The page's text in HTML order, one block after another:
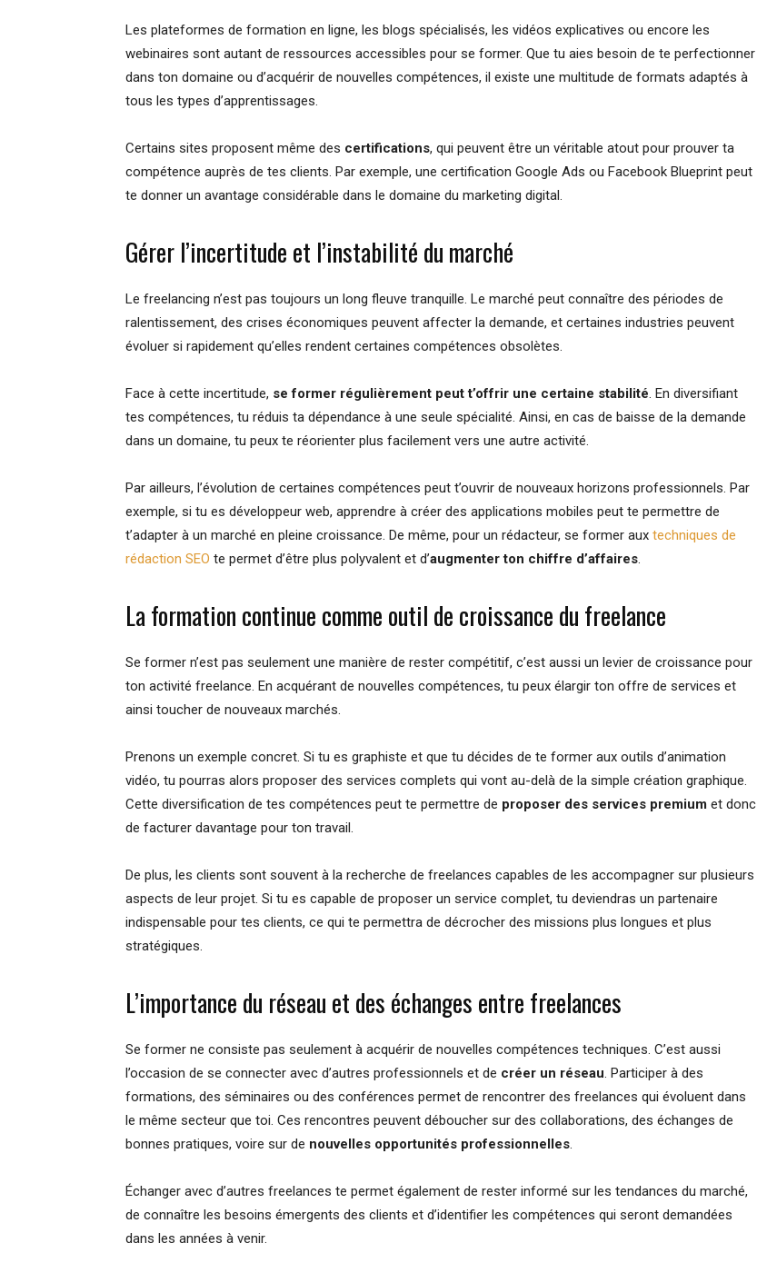
Les plateformes de formation en ligne, les blogs spécialisés, les vidéos explicatives ou encore les
webinaires sont autant de ressources accessibles pour se former. Que tu aies besoin de te perfectionner
dans ton domaine ou d’acquérir de nouvelles compétences, il existe une multitude de formats adaptés à
tous les types d’apprentissages.
Certains sites proposent même des certifications, qui peuvent être un véritable atout pour prouver ta
compétence auprès de tes clients. Par exemple, une certification Google Ads ou Facebook Blueprint peut
te donner un avantage considérable dans le domaine du marketing digital.
Gérer l’incertitude et l’instabilité du marché
Le freelancing n’est pas toujours un long fleuve tranquille. Le marché peut connaître des périodes de
ralentissement, des crises économiques peuvent affecter la demande, et certaines industries peuvent
évoluer si rapidement qu’elles rendent certaines compétences obsolètes.
Face à cette incertitude, se former régulièrement peut t’offrir une certaine stabilité. En diversifiant
tes compétences, tu réduis ta dépendance à une seule spécialité. Ainsi, en cas de baisse de la demande
dans un domaine, tu peux te réorienter plus facilement vers une autre activité.
Par ailleurs, l’évolution de certaines compétences peut t’ouvrir de nouveaux horizons professionnels. Par
exemple, si tu es développeur web, apprendre à créer des applications mobiles peut te permettre de
t’adapter à un marché en pleine croissance. De même, pour un rédacteur, se former aux techniques de
rédaction SEO te permet d’être plus polyvalent et d’augmenter ton chiffre d’affaires.
La formation continue comme outil de croissance du freelance
Se former n’est pas seulement une manière de rester compétitif, c’est aussi un levier de croissance pour
ton activité freelance. En acquérant de nouvelles compétences, tu peux élargir ton offre de services et
ainsi toucher de nouveaux marchés.
Prenons un exemple concret. Si tu es graphiste et que tu décides de te former aux outils d’animation
vidéo, tu pourras alors proposer des services complets qui vont au-delà de la simple création graphique.
Cette diversification de tes compétences peut te permettre de proposer des services premium et donc
de facturer davantage pour ton travail.
De plus, les clients sont souvent à la recherche de freelances capables de les accompagner sur plusieurs
aspects de leur projet. Si tu es capable de proposer un service complet, tu deviendras un partenaire
indispensable pour tes clients, ce qui te permettra de décrocher des missions plus longues et plus
stratégiques.
L’importance du réseau et des échanges entre freelances
Se former ne consiste pas seulement à acquérir de nouvelles compétences techniques. C’est aussi
l’occasion de se connecter avec d’autres professionnels et de créer un réseau. Participer à des
formations, des séminaires ou des conférences permet de rencontrer des freelances qui évoluent dans
le même secteur que toi. Ces rencontres peuvent déboucher sur des collaborations, des échanges de
bonnes pratiques, voire sur de nouvelles opportunités professionnelles.
Échanger avec d’autres freelances te permet également de rester informé sur les tendances du marché,
de connaître les besoins émergents des clients et d’identifier les compétences qui seront demandées
dans les années à venir.